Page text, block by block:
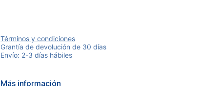
Términos y condiciones
Grantía de devolución de 30 días
Envío: 2-3 días hábiles
Más información